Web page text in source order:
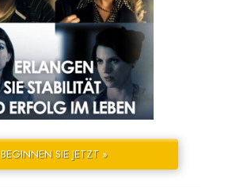
BEGINNEN SIE JETZT »